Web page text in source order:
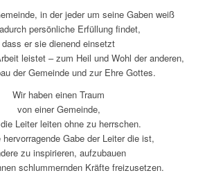
in der jeder um seine Gaben weiß
persönliche Erfüllung findet,
dass er sie dienend einsetzt
leistet – zum Heil und Wohl der anderen,
der Gemeinde und zur Ehre Gottes.
Wir haben einen Traum
von einer Gemeinde,
Leiter leiten ohne zu herrschen.
hervorragende Gabe der Leiter die ist,
zu inspirieren, aufzubauen
schlummernden Kräfte freizusetzen.